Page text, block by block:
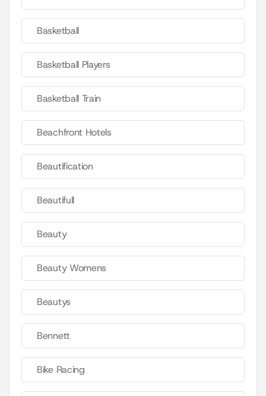
Basketball
Basketball Players
Basketball Train
Beachfront Hotels
Beautification
Beautifull
Beauty
Beauty Womens
Beautys
Bennett
Bike Racing